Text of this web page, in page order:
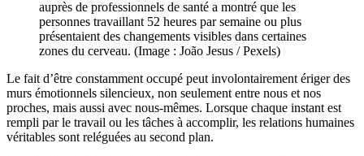
auprès de professionnels de santé a montré que les
personnes travaillant 52 heures par semaine ou plus
présentaient des changements visibles dans certaines
zones du cerveau. (Image : João Jesus / Pexels)
Le fait d’être constamment occupé peut involontairement ériger des
murs émotionnels silencieux, non seulement entre nous et nos
proches, mais aussi avec nous-mêmes. Lorsque chaque instant est
rempli par le travail ou les tâches à accomplir, les relations humaines
véritables sont reléguées au second plan.